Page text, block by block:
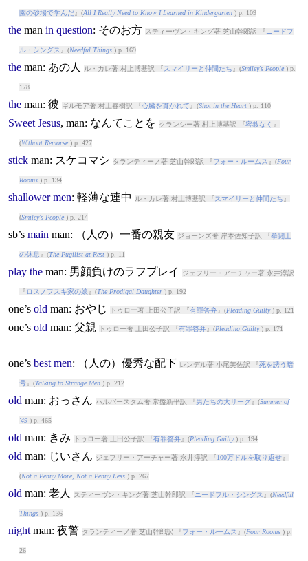
園の砂場で学んだ』(All I Really Need to Know I Learned in Kindergarten) p. 109
the man in question: そのお方 スティーヴン・キング著 芝山幹郎訳 『 ニードフ
ル・シングス 』(Needful Things) p. 169
the man: あの人 ル・カレ著 村上博基訳 『スマイリーと仲間たち 』(Smiley's People) p.
178
the man: 彼 ギルモア著 村上春樹訳 『心臓を貫かれて 』(Shot in the Heart) p. 110
Sweet Jesus, man: なんてことを クランシー著 村上博基訳 『容赦なく 』
(Without Remorse) p. 427
stick man: スケコマシ タランティーノ著 芝山幹郎訳 『フォー・ルームス 』(Four
Rooms) p. 134
shallower men: 軽薄な連中 ル・カレ著 村上博基訳 『スマイリーと仲間たち 』
(Smiley's People) p. 214
sb’s main man: （人の）一番の親友 ジョーンズ著 岸本佐知子訳 『拳闘士
の休息 』(The Pugilist at Rest) p. 11
play the man: 男顔負けのラフプレイ ジェフリー・アーチャー著 永井淳訳
『 ロスノフスキ家の娘 』(The Prodigal Daughter) p. 192
one’s old man: おやじ トゥロー著 上田公子訳 『有罪答弁』(Pleading Guilty) p. 121
one’s old man: 父親 トゥロー著 上田公子訳 『有罪答弁』(Pleading Guilty) p. 171
one’s best men: （人の）優秀な配下 レンデル著 小尾芙佐訳 『死を誘う暗
号』(Talking to Strange Men) p. 212
old man: おっさん ハルバースタム著 常盤新平訳 『男たちの大リーグ』(Summer of
'49) p. 465
old man: きみ トゥロー著 上田公子訳 『有罪答弁』(Pleading Guilty) p. 194
old man: じいさん ジェフリー・アーチャー著 永井淳訳 『100万ドルを取り返せ』
(Not a Penny More, Not a Penny Less) p. 267
old man: 老人 スティーヴン・キング著 芝山幹郎訳 『 ニードフル・シングス 』(Needful
Things) p. 136
night man: 夜警 タランティーノ著 芝山幹郎訳 『フォー・ルームス 』(Four Rooms) p.
26